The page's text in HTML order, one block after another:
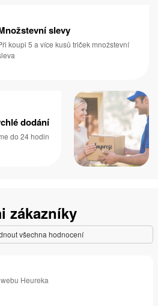
slevy
koupi 5 a více kusů triček množstevní
dodání
do 24 hodin
zákazníky
všechna hodnocení
Heureka